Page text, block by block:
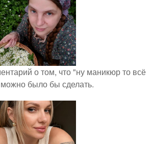
о том, что "ну маникюр то всё
можно было бы сделать.